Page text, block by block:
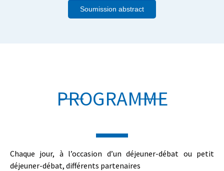
Soumission abstract
PROGRAMME
Chaque jour, à l’occasion d’un déjeuner-débat ou petit
déjeuner-débat, différents partenaires